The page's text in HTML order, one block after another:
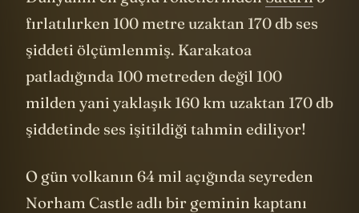
fırlatılırken 100 metre uzaktan 170 db ses
şiddeti ölçümlenmiş. Karakatoa
patladığında 100 metreden değil 100
milden yani yaklaşık 160 km uzaktan 170 db
şiddetinde ses işitildiği tahmin ediliyor!
O gün volkanın 64 mil açığında seyreden
Norham Castle adlı bir geminin kaptanı